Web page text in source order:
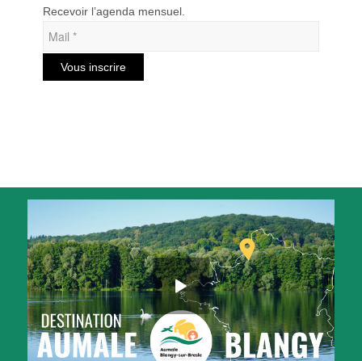
Recevoir l’agenda mensuel.